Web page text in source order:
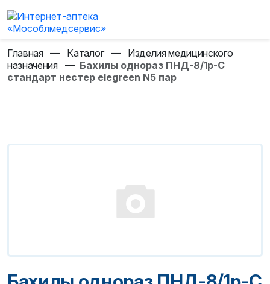
Главная — Каталог — Изделия медицинского
назначения
— Бахилы однораз ПНД-8/1р-С
стандарт нестер elegreen N5 пар